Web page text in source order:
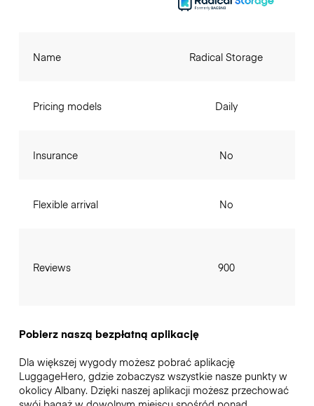
Name
Pricing models
Insurance
Flexible arrival
Reviews
Radical Storage
Daily
No
No
900
Pobierz naszą bezpłatną aplikację
Dla większej wygody możesz pobrać aplikację
LuggageHero, gdzie zobaczysz wszystkie nasze punkty w
okolicy Albany. Dzięki naszej aplikacji możesz przechować